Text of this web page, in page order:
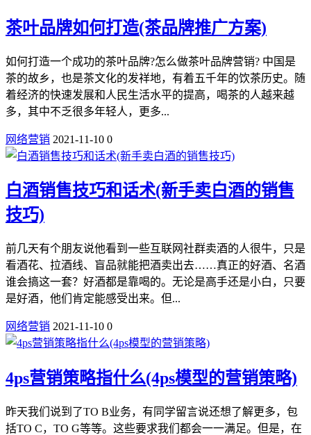
茶叶品牌如何打造(茶品牌推广方案)
如何打造一个成功的茶叶品牌?怎么做茶叶品牌营销? 中国是
茶的故乡，也是茶文化的发祥地，有着五千年的饮茶历史。随
着经济的快速发展和人民生活水平的提高，喝茶的人越来越
多，其中不乏很多年轻人，更多...
网络营销 2021-11-10 0
白酒销售技巧和话术(新手卖白酒的销售
技巧)
前几天有个朋友说他看到一些互联网社群卖酒的人很牛，只是
看酒花、拉酒线、盲品就能把酒卖出去……真正的好酒、名酒
谁会搞这一套？好酒都是靠喝的。无论是高手还是小白，只要
是好酒，他们肯定能感受出来。但...
网络营销 2021-11-10 0
4ps营销策略指什么(4ps模型的营销策略)
昨天我们说到了TO B业务，有同学留言说还想了解更多，包
括TO C，TO G等等。这些要求我们都会一一满足。但是，在